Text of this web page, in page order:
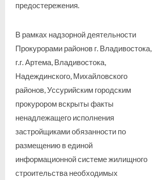
предостережения.
В рамках надзорной деятельности
Прокурорами районов г. Владивостока,
г.г. Артема, Владивостока,
Надеждинского, Михайловского
районов, Уссурийским городским
прокурором вскрыты факты
ненадлежащего исполнения
застройщиками обязанности по
размещению в единой
информационной системе жилищного
строительства необходимых